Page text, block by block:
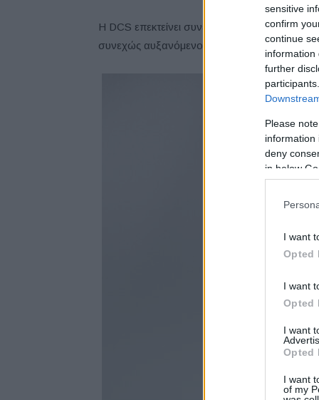
sensitive
confirm
continue
information
further
Please
information
deny
in below
I want
Opted
I want
Opted
I want
Opted
I want
of my
Η DCS επεκτείνει συνεχώς το δίκτυο
συνεχώς αυξανόμενο αριθμό επιλογών για